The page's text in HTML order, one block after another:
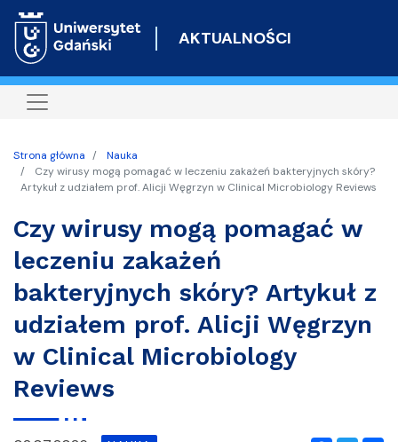
do
AKTUALNOŚCI
Strona główna
Nauka
Czy wirusy mogą pomagać w leczeniu zakażeń bakteryjnych skóry?
Artykuł z udziałem prof. Alicji Węgrzyn w Clinical Microbiology Reviews
Czy wirusy mogą pomagać w
leczeniu zakażeń
bakteryjnych skóry? Artykuł z
udziałem prof. Alicji Węgrzyn
w Clinical Microbiology
Reviews